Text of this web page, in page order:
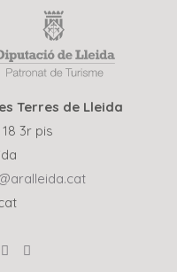
Terres de Lleida
3r pis